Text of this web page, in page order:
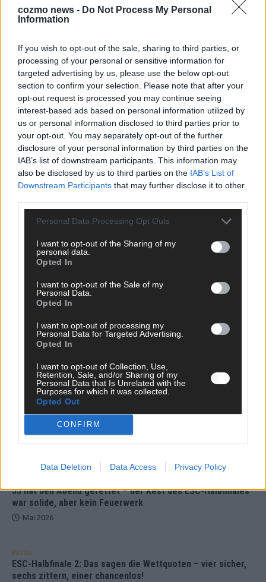
cozmo news - Do Not Process My Personal
Information
If you wish to opt-out of the sale, sharing to third parties, or
processing of your personal or sensitive information for
targeted advertising by us, please use the below opt-out
section to confirm your selection. Please note that after your
opt-out request is processed you may continue seeing
interest-based ads based on personal information utilized by
us or personal information disclosed to third parties prior to
your opt-out. You may separately opt-out of the further
disclosure of your personal information by third parties on the
IAB’s list of downstream participants. This information may
also be disclosed by us to third parties on the IAB’s List of
Downstream Participants that may further disclose it to other
Personal Data Processing Opt Outs
I want to opt-out of the Sharing of my
personal data.
Opted In
I want to opt-out of the Sale of my
Personal Data.
Opted In
I want to opt-out of processing my
Personal Data for Targeted Advertising.
Opted In
I want to opt-out of Collection, Use,
Retention, Sale, and/or Sharing of my
Personal Data that Is Unrelated with the
Purposes for which it was collected.
Opted Out
CONFIRM
Data Deletion Data Access Privacy Policy
Monaco, Sallys Café, Westernbrauerei – der
Europa-Park 2026 macht vieles neu
Juni 2026
DARA gewinnt verdient, Israel beunruhigend –
Mai 2026
KOMMENTAR
ESC-Finale morgen: Finnland Favorit, Australien
aufgestiegen – alle 25 Acts im Kurzcheck
Mai 2026
JJ hat den Abend gerettet – der Rest des ESC-Halbfinales
war solide, aber kein Feuerwerk
Mai 2026
EXTRA
ESC-Halbfinale 2: Das sagen die Wettquoten – vier sicher,
sechs zittern, einer chancenlos!